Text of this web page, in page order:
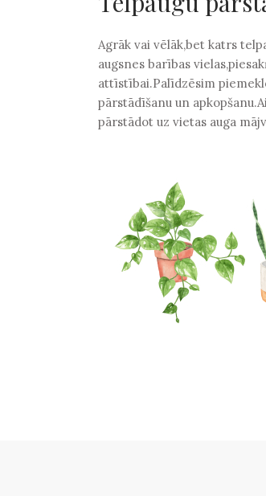
Agrāk vai vēlāk,bet katrs
augsnes barības
attīstībai.Palīdzēsim
pārstādīšanu un
pārstādot uz vietas auga